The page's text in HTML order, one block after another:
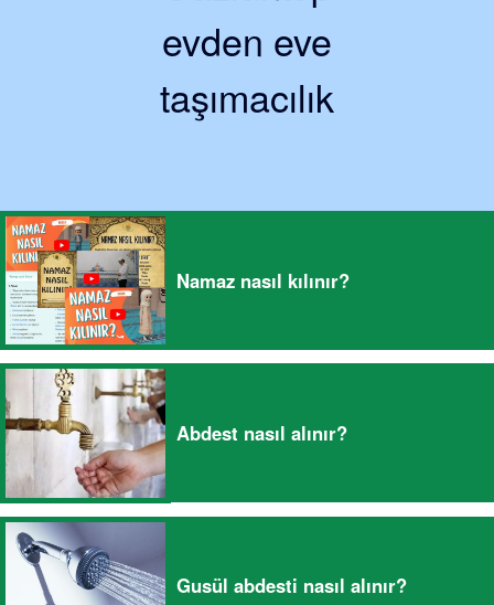
evden eve
taşımacılık
Namaz nasıl kılınır?
Abdest nasıl alınır?
Gusül abdesti nasıl alınır?